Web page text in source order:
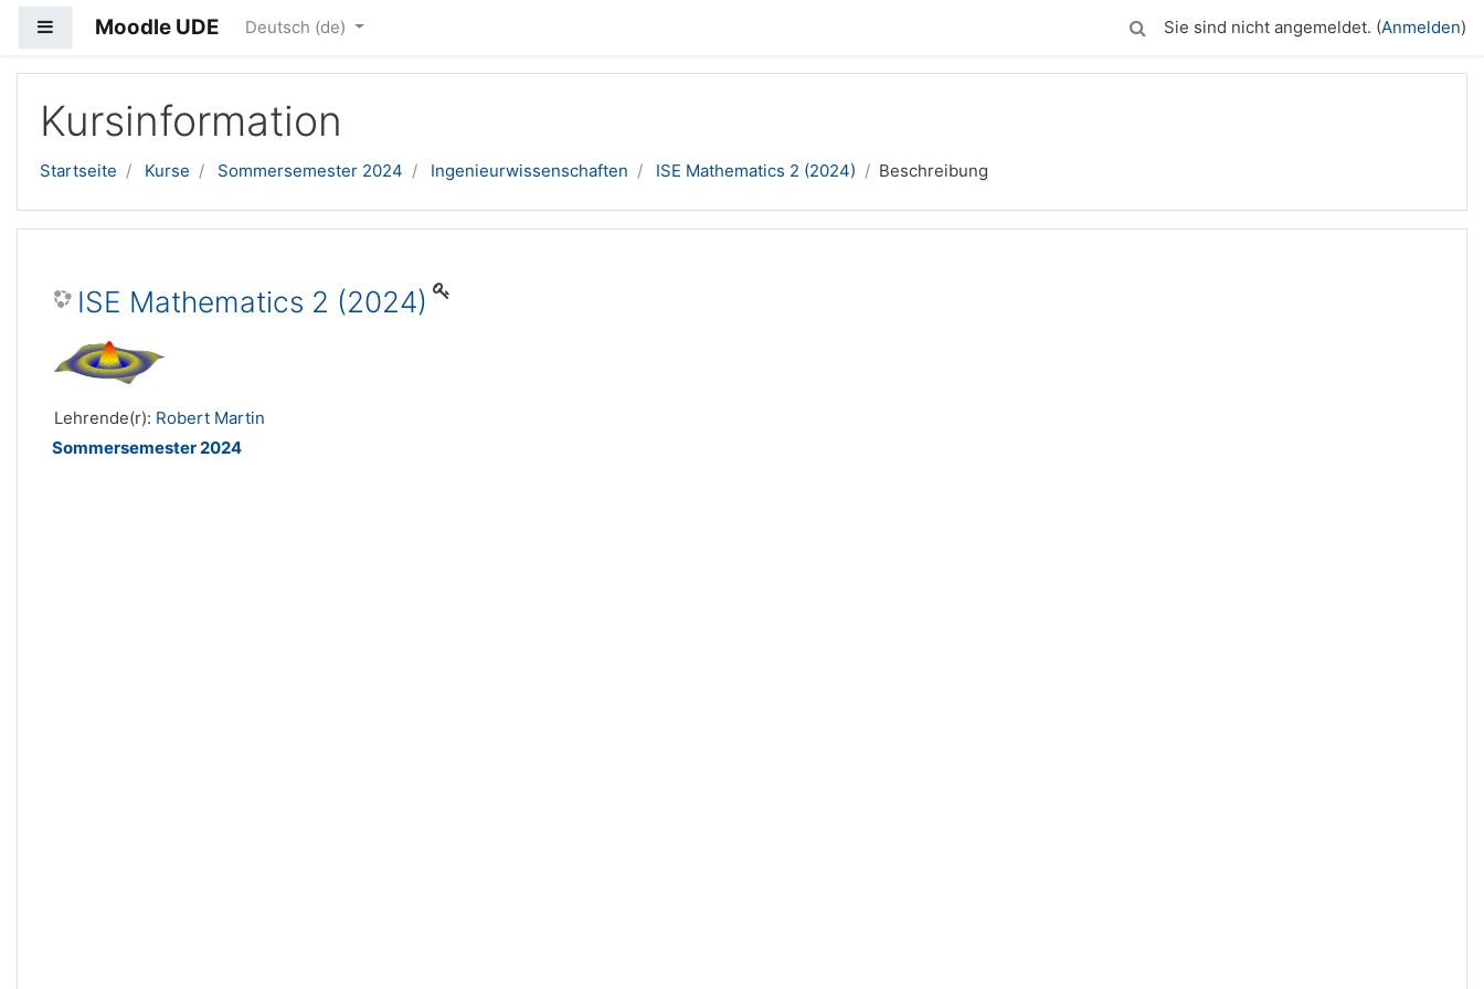
Website-Übersicht
Moodle UDE Deutsch ‎(de)‎ Sie sind nicht angemeldet. (Anmelden)
Kursinformation
Startseite Kurse Sommersemester 2024 Ingenieurwissenschaften ISE Mathematics 2 (2024) Beschreibung
ISE Mathematics 2 (2024)
Lehrende(r): Robert Martin
Sommersemester 2024